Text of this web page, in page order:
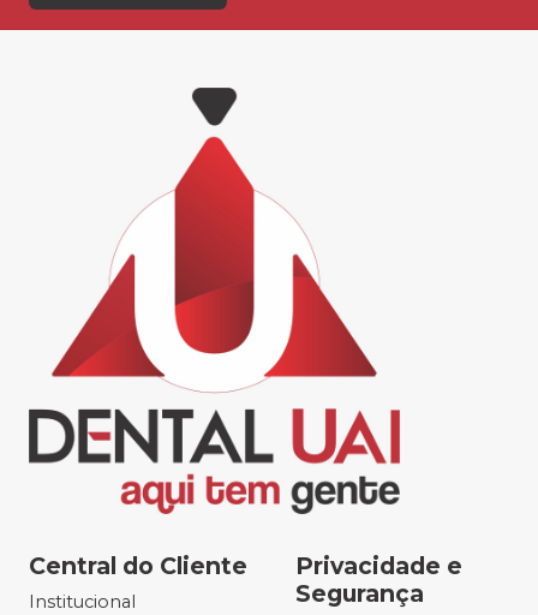
Central do Cliente
Institucional
Privacidade e
Segurança